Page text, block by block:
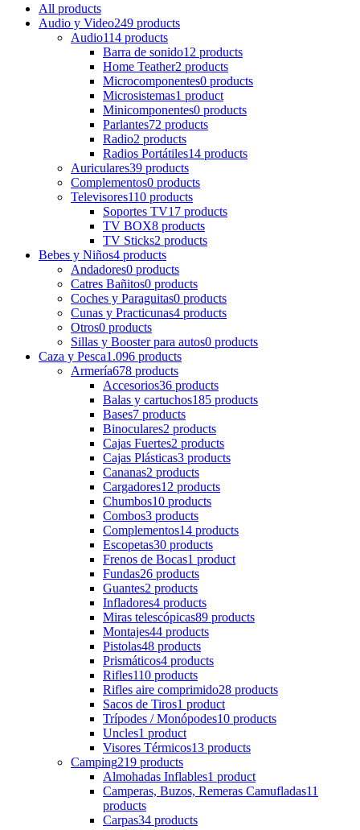
All products
Audio y Video249 products
Audio114 products
Barra de sonido12 products
Home Teather2 products
Microcomponentes0 products
Microsistemas1 product
Minicomponentes0 products
Parlantes72 products
Radio2 products
Radios Portátiles14 products
Auriculares39 products
Complementos0 products
Televisores110 products
Soportes TV17 products
TV BOX8 products
TV Sticks2 products
Bebes y Niños4 products
Andadores0 products
Catres Bañitos0 products
Coches y Paraguitas0 products
Cunas y Practicunas4 products
Otros0 products
Sillas y Booster para autos0 products
Caza y Pesca1.096 products
Armería678 products
Accesorios36 products
Balas y cartuchos185 products
Bases7 products
Binoculares2 products
Cajas Fuertes2 products
Cajas Plásticas3 products
Cananas2 products
Cargadores12 products
Chumbos10 products
Combos3 products
Complementos14 products
Escopetas30 products
Frenos de Bocas1 product
Fundas26 products
Guantes2 products
Infladores4 products
Miras telescópicas89 products
Montajes44 products
Pistolas48 products
Prismáticos4 products
Rifles110 products
Rifles aire comprimido28 products
Sacos de Tiros1 product
Trípodes / Monópodes10 products
Uncles1 product
Visores Térmicos13 products
Camping219 products
Almohadas Inflables1 product
Camperas, Buzos, Remeras Camufladas11
products
Carpas34 products